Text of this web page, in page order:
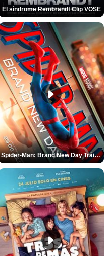
El síndrome Rembrandt Clip VOSE
Spider-Man: Brand New Day Tráiler (3)